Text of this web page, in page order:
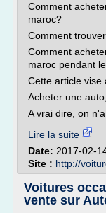
Comment
maroc?
Comment
Comment
maroc pendant
Cette article vise
Acheter une
A vrai dire, on
Lire la suite
Date: 2017-02-
Site : http://
Voitures
vente sur